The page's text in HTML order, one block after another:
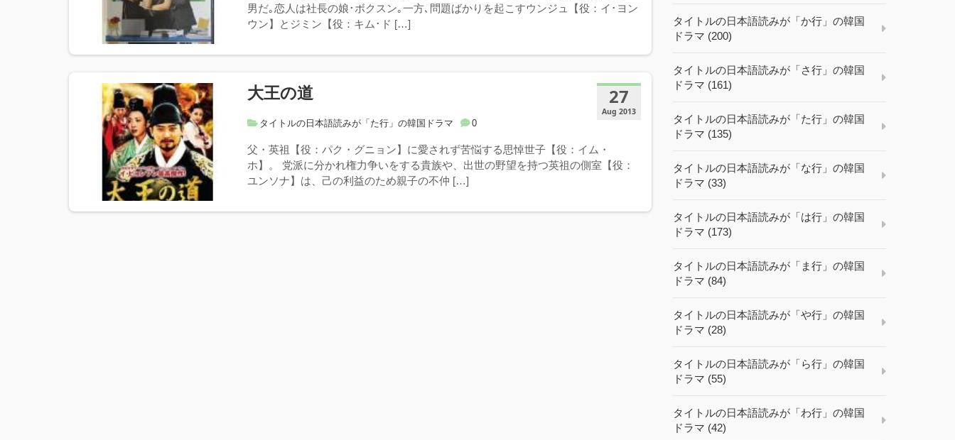
男だ｡恋人は社長の娘･ボクスン｡一方､問題ばかりを起こすウンジュ【役：イ･ヨン
ウン】とジミン【役：キム･ド […]
27
Aug 2013
大王の道
タイトルの日本語読みが「た行」の韓国ドラマ 0
父・英祖【役：パク・グニョン】に愛されず苦悩する思悼世子【役：イム・
ホ】。 党派に分かれ権力争いをする貴族や、出世の野望を持つ英祖の側室【役：
ユンソナ】は、己の利益のため親子の不仲 […]
タイトルの日本語読みが「か行」の韓国
ドラマ (200)
タイトルの日本語読みが「さ行」の韓国
ドラマ (161)
タイトルの日本語読みが「た行」の韓国
ドラマ (135)
タイトルの日本語読みが「な行」の韓国
ドラマ (33)
タイトルの日本語読みが「は行」の韓国
ドラマ (173)
タイトルの日本語読みが「ま行」の韓国
ドラマ (84)
タイトルの日本語読みが「や行」の韓国
ドラマ (28)
タイトルの日本語読みが「ら行」の韓国
ドラマ (55)
タイトルの日本語読みが「わ行」の韓国
ドラマ (42)